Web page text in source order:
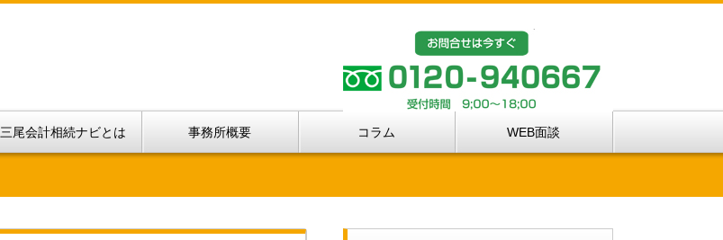
三尾会計相続ナビとは 事務所概要 コラム WEB面談